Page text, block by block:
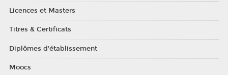
Licences et Masters
Titres & Certificats
Diplômes d'établissement
Moocs